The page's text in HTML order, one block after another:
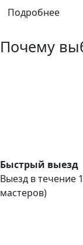
Подробнее
Почему
Быстрый выезд
Выезд в течение
мастеров)